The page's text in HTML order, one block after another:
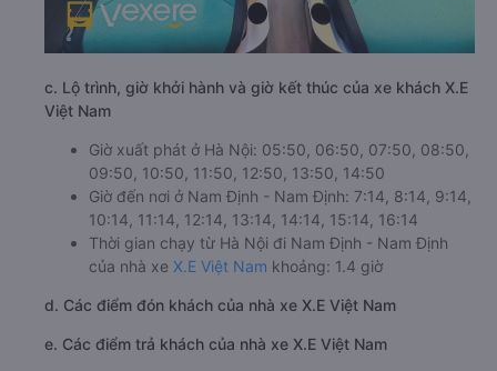
c. Lộ trình, giờ khởi hành và giờ kết thúc của xe khách X.E
Việt Nam
Giờ xuất phát ở Hà Nội: 05:50, 06:50, 07:50, 08:50,
09:50, 10:50, 11:50, 12:50, 13:50, 14:50
Giờ đến nơi ở Nam Định - Nam Định: 7:14, 8:14, 9:14,
10:14, 11:14, 12:14, 13:14, 14:14, 15:14, 16:14
Thời gian chạy từ Hà Nội đi Nam Định - Nam Định
của nhà xe X.E Việt Nam khoảng: 1.4 giờ
d. Các điểm đón khách của nhà xe X.E Việt Nam
e. Các điểm trả khách của nhà xe X.E Việt Nam